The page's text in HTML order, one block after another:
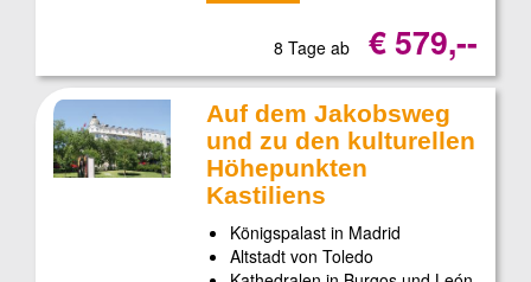
8 Tage ab € 579,--
Auf dem Jakobsweg
und zu den kulturellen
Höhepunkten
Kastiliens
Königspalast in Madrid
Altstadt von Toledo